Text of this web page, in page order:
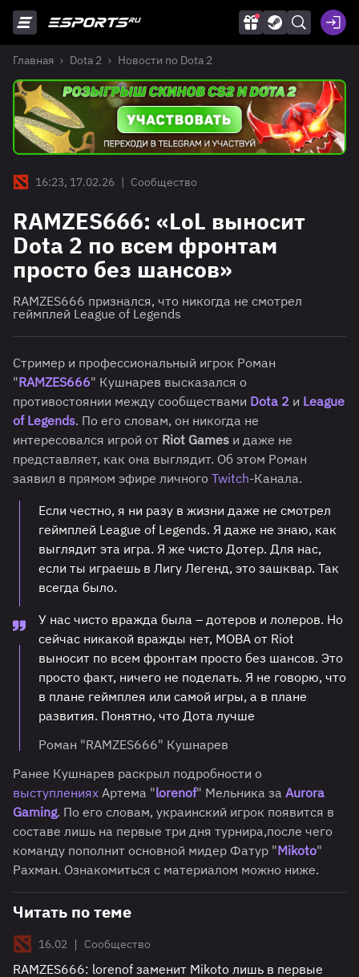
Главная Dota 2 Новости по Dota 2
16:23, 17.02.26 | Сообщество
RAMZES666: «LoL выносит
Dota 2 по всем фронтам
просто без шансов»
RAMZES666 признался, что никогда не смотрел
геймплей League of Legends
Стример и профессиональный игрок Роман
"RAMZES666" Кушнарев высказался о
противостоянии между сообществами Dota 2 и League
of Legends. По его словам, он никогда не
интересовался игрой от Riot Games и даже не
представляет, как она выглядит. Об этом Роман
заявил в прямом эфире личного Twitch-Канала.
Если честно, я ни разу в жизни даже не смотрел
геймплей League of Legends. Я даже не знаю, как
выглядит эта игра. Я же чисто Дотер. Для нас,
если ты играешь в Лигу Легенд, это зашквар. Так
всегда было.
У нас чисто вражда была – дотеров и лолеров. Но
сейчас никакой вражды нет, MOBA от Riot
выносит по всем фронтам просто без шансов. Это
просто факт, ничего не поделать. Я не говорю, что
в плане геймплея или самой игры, а в плане
развития. Понятно, что Дота лучше
Роман "RAMZES666" Кушнарев
Ранее Кушнарев раскрыл подробности о
выступлениях Артема "lorenof" Мельника за Aurora
Gaming. По его словам, украинский игрок появится в
составе лишь на первые три дня турнира,после чего
команду пополнит основной мидер Фатур "Mikoto"
Рахман. Ознакомиться с материалом можно ниже.
Читать по теме
16.02 | Сообщество
RAMZES666: lorenof заменит Mikoto лишь в первые